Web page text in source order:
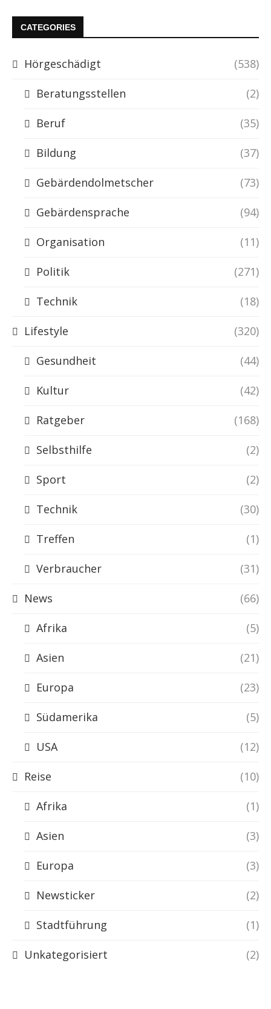
CATEGORIES
Hörgeschädigt (538)
Beratungsstellen (2)
Beruf (35)
Bildung (37)
Gebärdendolmetscher (73)
Gebärdensprache (94)
Organisation (11)
Politik (271)
Technik (18)
Lifestyle (320)
Gesundheit (44)
Kultur (42)
Ratgeber (168)
Selbsthilfe (2)
Sport (2)
Technik (30)
Treffen (1)
Verbraucher (31)
News (66)
Afrika (5)
Asien (21)
Europa (23)
Südamerika (5)
USA (12)
Reise (10)
Afrika (1)
Asien (3)
Europa (3)
Newsticker (2)
Stadtführung (1)
Unkategorisiert (2)